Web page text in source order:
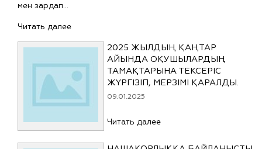
мен зардап…
Читать далее
2025 ЖЫЛДЫҢ ҚАҢТАР
АЙЫНДА ОҚУШЫЛАРДЫҢ
ТАМАҚТАРЫНА ТЕКСЕРІС
ЖҮРГІЗІП, МЕРЗІМІ ҚАРАЛДЫ.
09.01.2025
Читать далее